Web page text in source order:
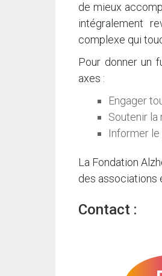
de mieux
intégralement
complexe qui
Pour donner un
axes :
Engager
Soutenir
Informer le
La Fondation
des associations
Contact :